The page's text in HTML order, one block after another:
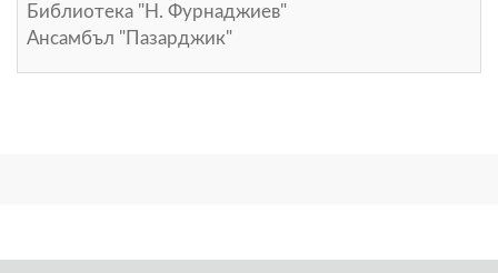
Библиотека "Н. Фурнаджиев"
Ансамбъл "Пазарджик"